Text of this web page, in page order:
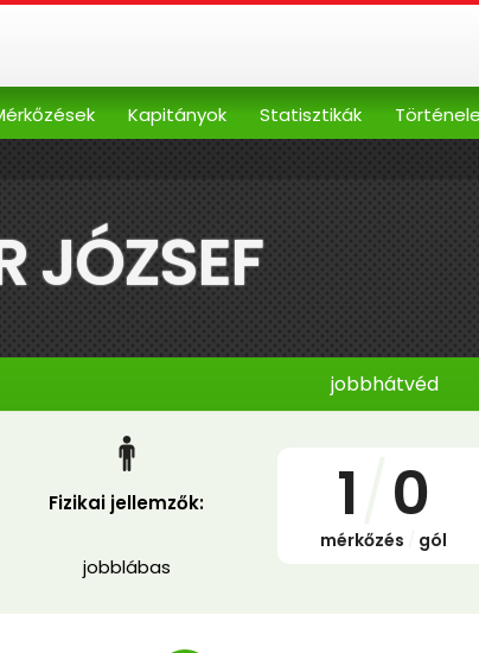
Kapitányok Statisztikák
JÓZSEF
jobbhátvéd
Fizikai jellemzők:
jobblábas
1 0
mérkőzés gól